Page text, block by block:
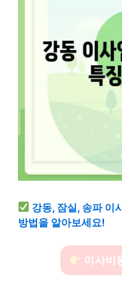
강동, 잠실, 송파 이
방법을 알아보세요!
이사비